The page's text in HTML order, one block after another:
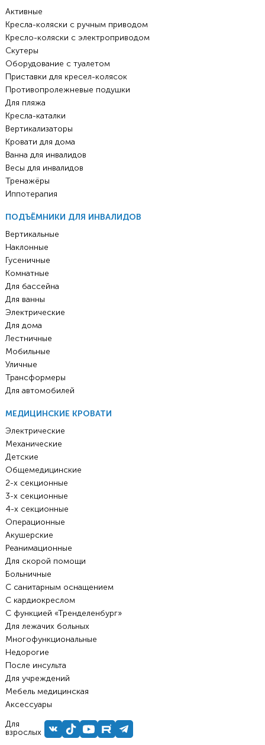
Активные
Кресла-коляски с ручным приводом
Кресло-коляски с электроприводом
Скутеры
Оборудование с туалетом
Приставки для кресел-колясок
Противопролежневые подушки
Для пляжа
Кресла-каталки
Вертикализаторы
Кровати для дома
Ванна для инвалидов
Весы для инвалидов
Тренажёры
Иппотерапия
ПОДЪЁМНИКИ ДЛЯ ИНВАЛИДОВ
Вертикальные
Наклонные
Гусеничные
Комнатные
Для бассейна
Для ванны
Электрические
Для дома
Лестничные
Мобильные
Уличные
Трансформеры
Для автомобилей
МЕДИЦИНСКИЕ КРОВАТИ
Электрические
Механические
Детские
Общемедицинские
2-х секционные
3-х секционные
4-х секционные
Операционные
Акушерские
Реанимационные
Для скорой помощи
Больничные
С санитарным оснащением
С кардиокреслом
С функцией «Тренделенбург»
Для лежачих больных
Многофункциональные
Недорогие
После инсульта
Для учреждений
Мебель медицинская
Аксессуары
Для
взрослых